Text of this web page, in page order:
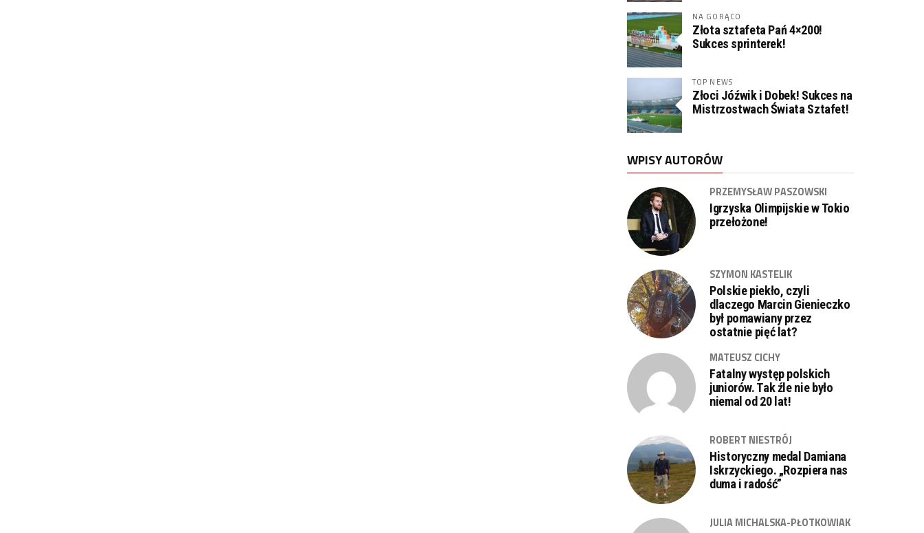
NA GORĄCO
Złota sztafeta Pań 4×200!
Sukces sprinterek!
TOP NEWS
Złoci Jóźwik i Dobek! Sukces na
Mistrzostwach Świata Sztafet!
WPISY AUTORÓW
PRZEMYSŁAW PASZOWSKI
Igrzyska Olimpijskie w Tokio
przełożone!
SZYMON KASTELIK
Polskie piekło, czyli
dlaczego Marcin Gienieczko
był pomawiany przez
ostatnie pięć lat?
MATEUSZ CICHY
Fatalny występ polskich
juniorów. Tak źle nie było
niemal od 20 lat!
ROBERT NIESTRÓJ
Historyczny medal Damiana
Iskrzyckiego. „Rozpiera nas
duma i radość”
JULIA MICHALSKA-PŁOTKOWIAK